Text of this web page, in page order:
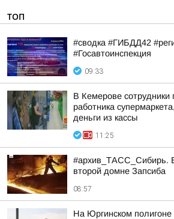
ТОП
#сводка #ГИБДД42
#Госавтоинспекция
09:33
В Кемерове
работника
деньги из кассы
11:25
#архив_ТАСС_Сибирь.
второй домне Запсиба
08:57
На Юргинском полигоне